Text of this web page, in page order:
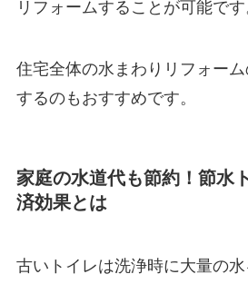
リフォームすることが可能です
住宅全体の水まわりリフォー
するのもおすすめです。
家庭の水道代も節約！節水
済効果とは
古いトイレは洗浄時に大量の